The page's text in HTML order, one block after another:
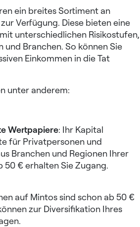
ein breites Sortiment an
Verfügung. Diese bieten eine
unterschiedlichen Risikostufen,
und Branchen. So können Sie
Einkommen in die Tat
unter anderem:
Wertpapiere: Ihr Kapital
für Privatpersonen und
Branchen und Regionen Ihrer
50 € erhalten Sie Zugang.
auf Mintossind schon ab 50 €
zur Diversifikation Ihres